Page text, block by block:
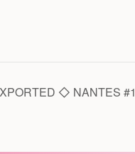
◇ NANTES #1